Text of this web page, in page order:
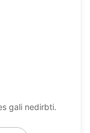
gali nedirbti.